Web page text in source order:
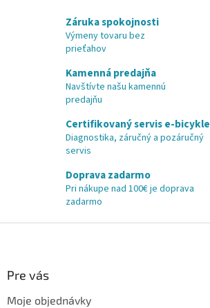
Záruka spokojnosti
Výmeny tovaru bez
prieťahov
Kamenná predajňa
Navštívte našu kamennú
predajňu
Certifikovaný servis e-bicykle
Diagnostika, záručný a pozáručný
servis
Doprava zadarmo
Pri nákupe nad 100€ je doprava
zadarmo
Pre vás
Moje objednávky